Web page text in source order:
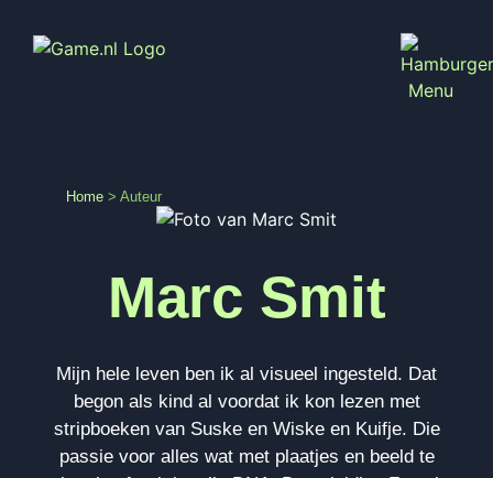
Home > Auteur
Marc Smit
Mijn hele leven ben ik al visueel ingesteld. Dat
begon als kind al voordat ik kon lezen met
stripboeken van Suske en Wiske en Kuifje. Die
passie voor alles wat met plaatjes en beeld te